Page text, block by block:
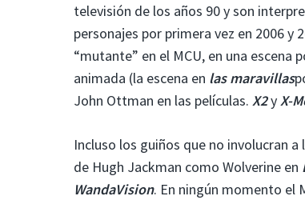
televisión de los años 90 y son
personajes por primera vez en 2006
“mutante” en el MCU, en una escena
animada (la escena en las maravillas
John Ottman en las películas. X2yX-
Incluso los guiños que no involucran
de Hugh Jackman como Wolverine en
WandaVision. En ningún momento el